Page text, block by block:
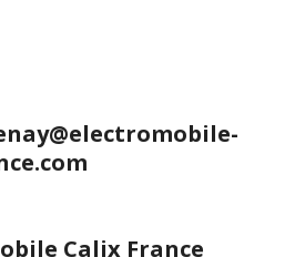
Calix France